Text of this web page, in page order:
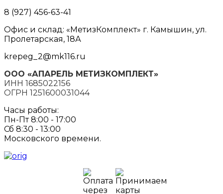
8 (927) 456-63-41
Офис и склад: «МетизКомплект» г. Камышин, ул.
Пролетарская, 18А
krepeg_2@mk116.ru
ООО «АПАРЕЛЬ МЕТИЗКОМПЛЕКТ»
ИНН 1685022156
ОГРН 1251600031044
Часы работы:
Пн-Пт 8:00 - 17:00
Сб 8:30 - 13:00
Московского времени.